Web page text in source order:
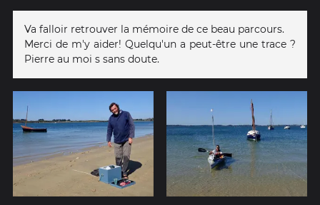
Va falloir retrouver la mémoire de ce beau parcours.
Merci de m'y aider! Quelqu'un a peut-être une trace ?
Pierre au moi s sans doute.